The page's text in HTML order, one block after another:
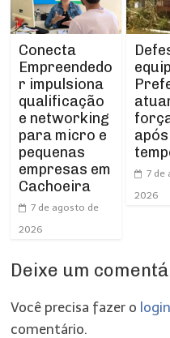
Conecta
Empreendedo
r impulsiona
qualificação
e networking
para micro e
pequenas
empresas em
Cachoeira
7 de agosto de
2026
após
7 de
2026
Deixe um
Você precisa fazer o login
comentário.